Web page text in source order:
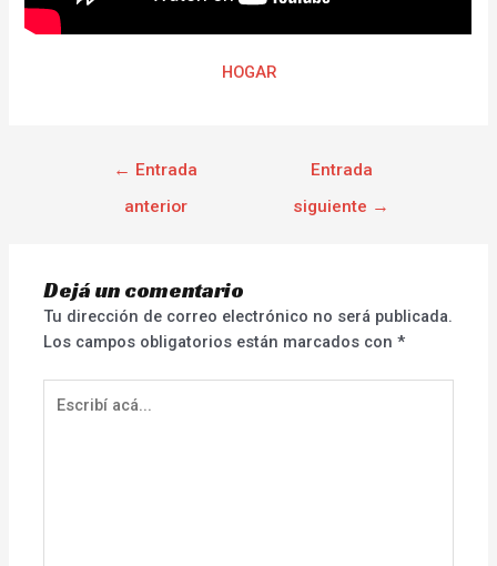
HOGAR
← Entrada
anterior
Entrada
siguiente →
Dejá un comentario
Tu dirección de correo electrónico no será publicada.
Los campos obligatorios están marcados con*
acá...